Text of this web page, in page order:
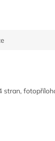
stran,